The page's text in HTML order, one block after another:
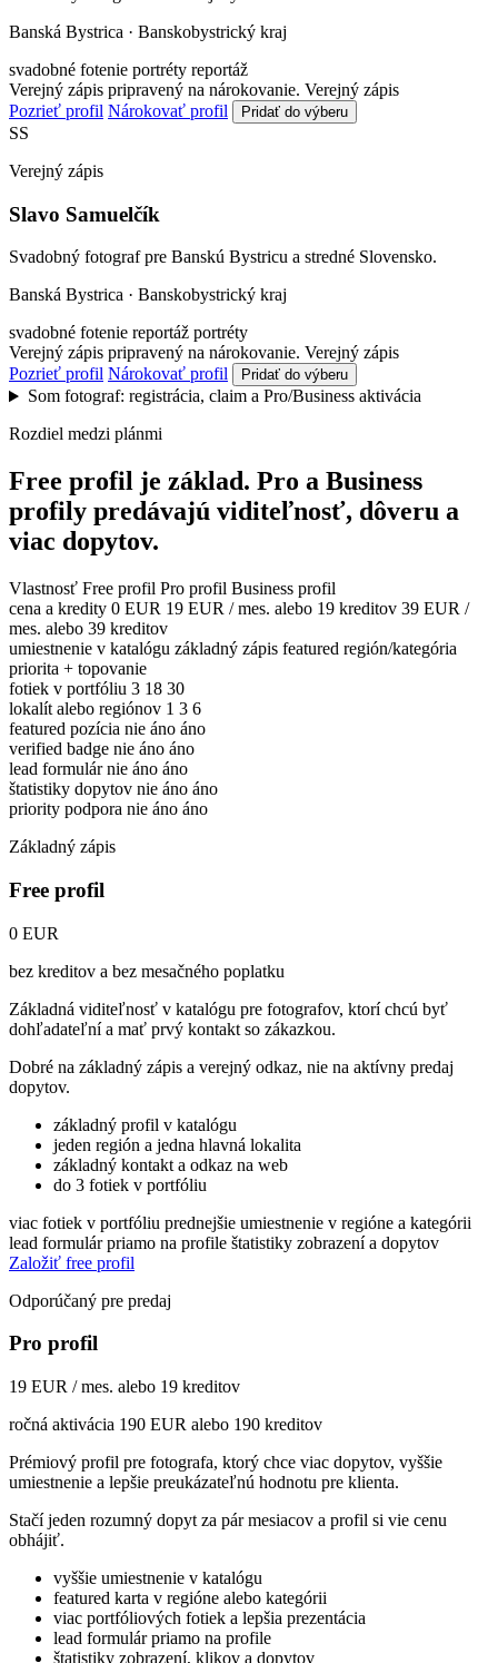
Banská Bystrica · Banskobystrický kraj
svadobné fotenie portréty reportáž
Verejný zápis pripravený na nárokovanie. Verejný zápis
Pozrieť profil Nárokovať profil Pridať do výberu
SS
Verejný zápis
Slavo Samuelčík
Svadobný fotograf pre Banskú Bystricu a stredné Slovensko.
Banská Bystrica · Banskobystrický kraj
svadobné fotenie reportáž portréty
Verejný zápis pripravený na nárokovanie. Verejný zápis
Pozrieť profil Nárokovať profil Pridať do výberu
Som fotograf: registrácia, claim a Pro/Business aktivácia
Rozdiel medzi plánmi
Free profil je základ. Pro a Business
profily predávajú viditeľnosť, dôveru a
viac dopytov.
Vlastnosť Free profil Pro profil Business profil
cena a kredity 0 EUR 19 EUR / mes. alebo 19 kreditov 39 EUR /
mes. alebo 39 kreditov
umiestnenie v katalógu základný zápis featured región/kategória
priorita + topovanie
fotiek v portfóliu 3 18 30
lokalít alebo regiónov 1 3 6
featured pozícia nie áno áno
verified badge nie áno áno
lead formulár nie áno áno
štatistiky dopytov nie áno áno
priority podpora nie áno áno
Základný zápis
Free profil
0 EUR
bez kreditov a bez mesačného poplatku
Základná viditeľnosť v katalógu pre fotografov, ktorí chcú byť
dohľadateľní a mať prvý kontakt so zákazkou.
Dobré na základný zápis a verejný odkaz, nie na aktívny predaj
dopytov.
základný profil v katalógu
jeden región a jedna hlavná lokalita
základný kontakt a odkaz na web
do 3 fotiek v portfóliu
viac fotiek v portfóliu prednejšie umiestnenie v regióne a kategórii
lead formulár priamo na profile štatistiky zobrazení a dopytov
Založiť free profil
Odporúčaný pre predaj
Pro profil
19 EUR / mes. alebo 19 kreditov
ročná aktivácia 190 EUR alebo 190 kreditov
Prémiový profil pre fotografa, ktorý chce viac dopytov, vyššie
umiestnenie a lepšie preukázateľnú hodnotu pre klienta.
Stačí jeden rozumný dopyt za pár mesiacov a profil si vie cenu
obhájiť.
vyššie umiestnenie v katalógu
featured karta v regióne alebo kategórii
viac portfóliových fotiek a lepšia prezentácia
lead formulár priamo na profile
štatistiky zobrazení, klikov a dopytov